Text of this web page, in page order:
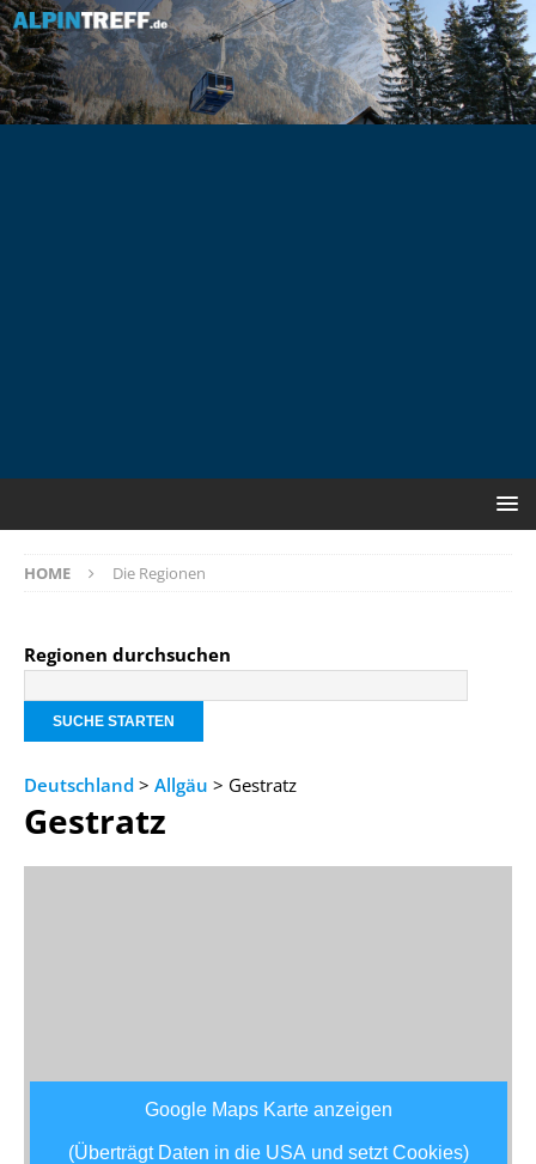
HOME Die Regionen
Regionen durchsuchen
Deutschland > Allgäu > Gestratz
Gestratz
Google Maps Karte anzeigen
(Überträgt Daten in die USA und setzt Cookies)